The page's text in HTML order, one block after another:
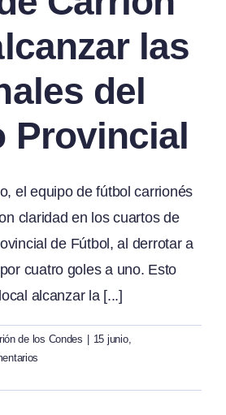
las
del
Provincial
el equipo de fútbol carrionés
claridad en los cuartos de
de Fútbol, al derrotar a
cuatro goles a uno. Esto
alcanzar la [...]
de los Condes
15 junio,